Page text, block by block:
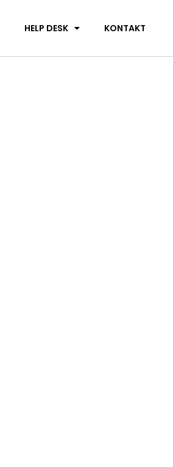
HELP DESK KONTAKT